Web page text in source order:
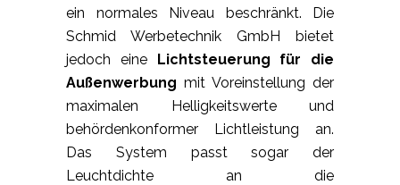
ein normales Niveau beschränkt. Die
Schmid Werbetechnik GmbH bietet
jedoch eine Lichtsteuerung für die
Außenwerbung mit Voreinstellung der
maximalen Helligkeitswerte und
behördenkonformer Lichtleistung an.
Das System passt sogar der
Leuchtdichte an die